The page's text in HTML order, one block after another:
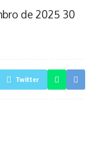
de 2025 30
Twitter